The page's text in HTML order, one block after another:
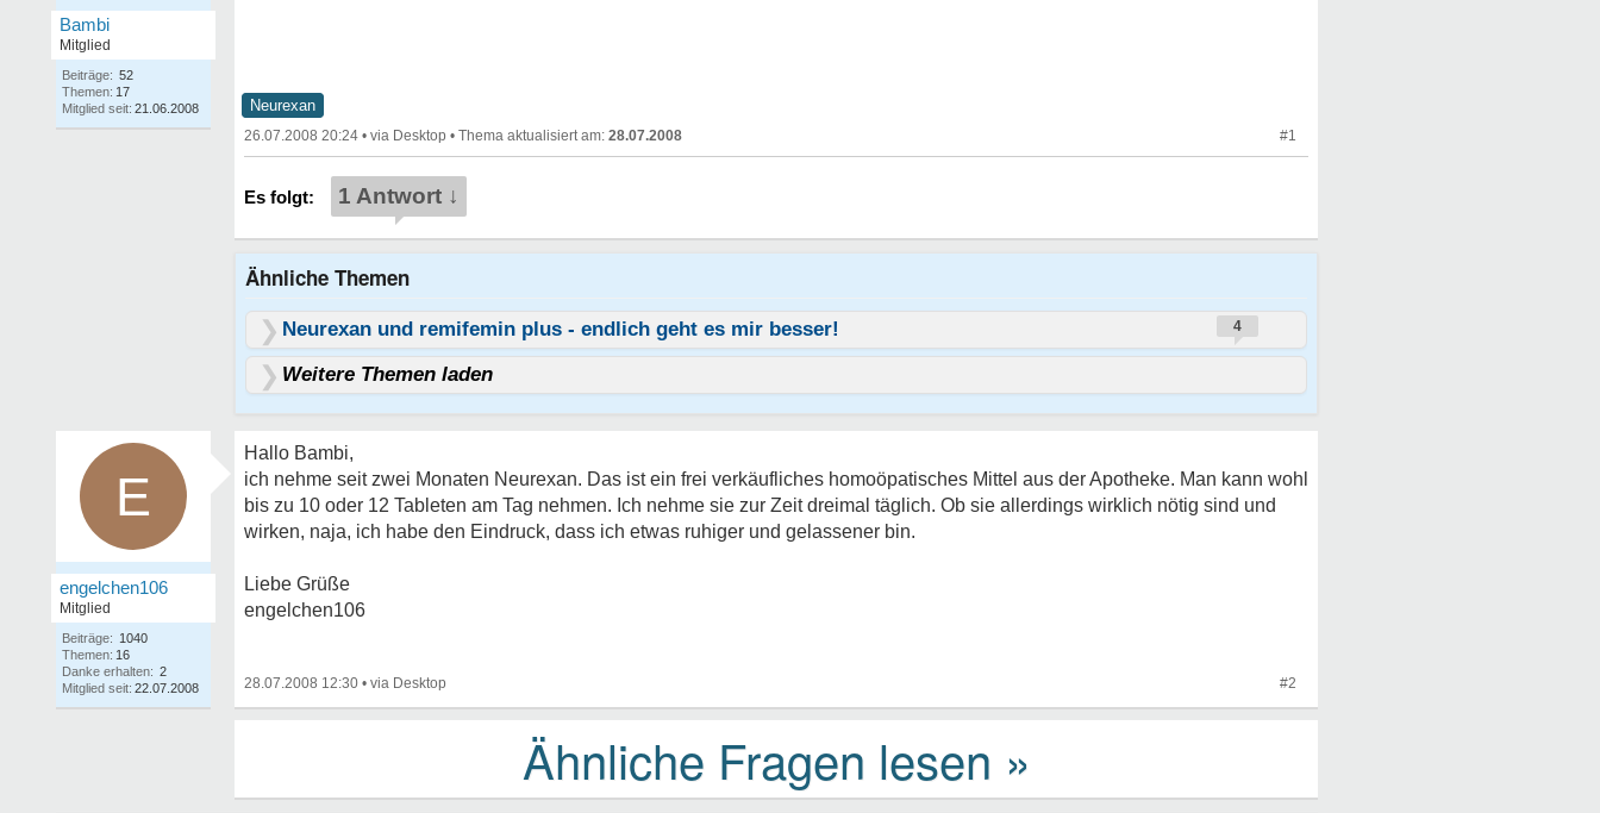
Bambi
Mitglied
Beiträge: 52
Themen: 17
Mitglied seit: 21.06.2008 Neurexan
26.07.2008 20:24 • • 28.07.2008 #1
1 Antwort ↓
Ähnliche Themen
Neurexan und remifemin plus - endlich geht es mir besser! 4
Weitere Themen laden
E
engelchen106
Mitglied
Beiträge: 1040
Themen: 16
Danke erhalten: 2
Mitglied seit: 22.07.2008
Hallo Bambi,
ich nehme seit zwei Monaten Neurexan. Das ist ein frei verkäufliches homoöpatisches Mittel aus der Apotheke. Man kann wohl
bis zu 10 oder 12 Tableten am Tag nehmen. Ich nehme sie zur Zeit dreimal täglich. Ob sie allerdings wirklich nötig sind und
wirken, naja, ich habe den Eindruck, dass ich etwas ruhiger und gelassener bin.
Liebe Grüße
engelchen106
28.07.2008 12:30 • #2